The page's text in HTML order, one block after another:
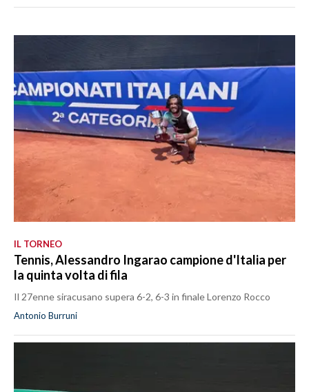
IL TORNEO
Tennis, Alessandro Ingarao campione d'Italia per
la quinta volta di fila
Il 27enne siracusano supera 6-2, 6-3 in finale Lorenzo Rocco
Antonio Burruni